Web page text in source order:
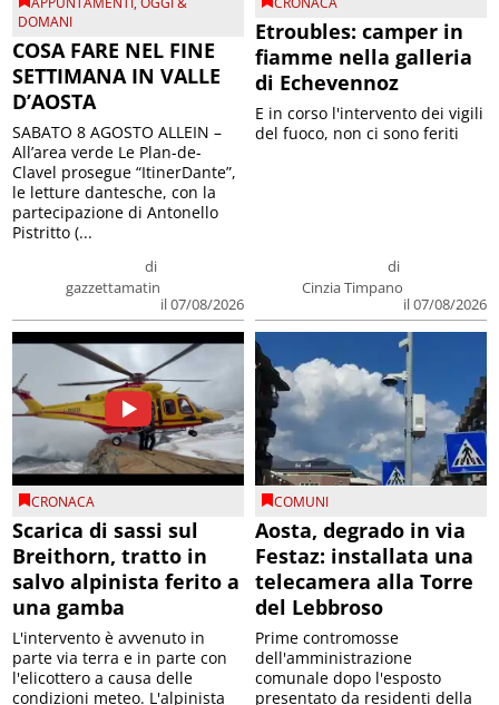
DOMANI
COSA FARE NEL FINE
SETTIMANA IN VALLE
D’AOSTA
di
gazzettamatin
il 07/08/2026
SABATO 8 AGOSTO ALLEIN –
All’area verde Le Plan-de-
Clavel prosegue “ItinerDante”,
le letture dantesche, con la
partecipazione di Antonello
Pistritto (...
Etroubles: camper in
fiamme nella galleria
di Echevennoz
di
Cinzia Timpano
il 07/08/2026
E in corso l'intervento dei vigili
del fuoco, non ci sono feriti
CRONACA
Scarica di sassi sul
Breithorn, tratto in
salvo alpinista ferito a
una gamba
L'intervento è avvenuto in
parte via terra e in parte con
l'elicottero a causa delle
condizioni meteo. L'alpinista
COMUNI
Aosta, degrado in via
Festaz: installata una
telecamera alla Torre
del Lebbroso
Prime contromosse
dell'amministrazione
comunale dopo l'esposto
presentato da residenti della